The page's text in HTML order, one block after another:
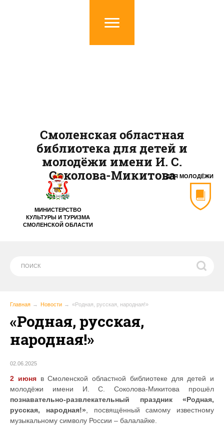
МИНИСТЕРСТВО
КУЛЬТУРЫ И ТУРИЗМА
СМОЛЕНСКОЙ ОБЛАСТИ
ДЛЯ МОЛОДЁЖИ
Смоленская областная
библиотека для детей и
молодёжи имени И. С.
Соколова-Микитова
Главная Новости «Родная, русская, народная!»
«Родная, русская,
народная!»
02.06.2025
2 июня в Смоленской областной библиотеке для детей и
молодёжи имени И. С. Соколова-Микитова прошёл
познавательно-развлекательный праздник «Родная,
русская, народная!» , посвящённый самому известному
музыкальному символу России – балалайке.